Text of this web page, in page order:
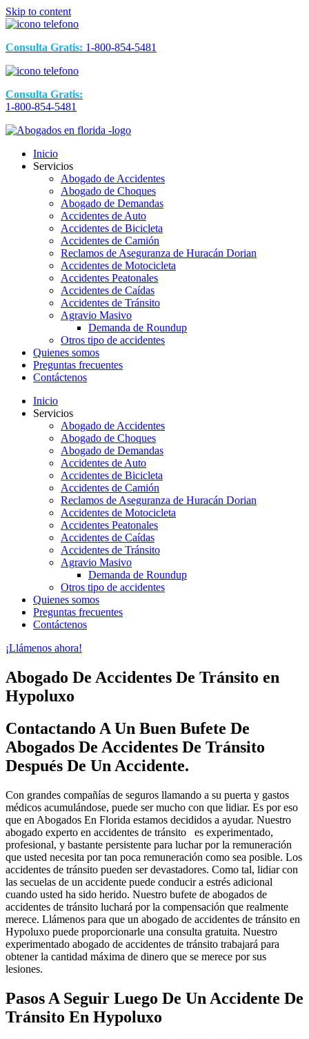
Skip to content
Consulta Gratis: 1-800-854-5481
Consulta Gratis:
1-800-854-5481
Inicio
Servicios
Abogado de Accidentes
Abogado de Choques
Abogado de Demandas
Accidentes de Auto
Accidentes de Bicicleta
Accidentes de Camión
Reclamos de Aseguranza de Huracán Dorian
Accidentes de Motocicleta
Accidentes Peatonales
Accidentes de Caídas
Accidentes de Tránsito
Agravio Masivo
Demanda de Roundup
Otros tipo de accidentes
Quienes somos
Preguntas frecuentes
Contáctenos
Inicio
Servicios
Abogado de Accidentes
Abogado de Choques
Abogado de Demandas
Accidentes de Auto
Accidentes de Bicicleta
Accidentes de Camión
Reclamos de Aseguranza de Huracán Dorian
Accidentes de Motocicleta
Accidentes Peatonales
Accidentes de Caídas
Accidentes de Tránsito
Agravio Masivo
Demanda de Roundup
Otros tipo de accidentes
Quienes somos
Preguntas frecuentes
Contáctenos
¡Llámenos ahora!
Abogado De Accidentes De Tránsito en
Hypoluxo
Contactando A Un Buen Bufete De
Abogados De Accidentes De Tránsito
Después De Un Accidente.
Con grandes compañías de seguros llamando a su puerta y gastos
médicos acumulándose, puede ser mucho con que lidiar. Es por eso
que en Abogados En Florida estamos decididos a ayudar. Nuestro
abogado experto en accidentes de tránsito es experimentado,
profesional, y bastante persistente para luchar por la remuneración
que usted necesita por tan poca remuneración como sea posible. Los
accidentes de tránsito pueden ser devastadores. Como tal, lidiar con
las secuelas de un accidente puede conducir a estrés adicional
cuando usted ha sido herido. Nuestro bufete de abogados de
accidentes de tránsito luchará por la compensación que realmente
merece. Llámenos para que un abogado de accidentes de tránsito en
Hypoluxo puede proporcionarle una consulta gratuita. Nuestro
experimentado abogado de accidentes de tránsito trabajará para
obtener la cantidad máxima de dinero que se merece por sus
lesiones.
Pasos A Seguir Luego De Un Accidente De
Tránsito En Hypoluxo